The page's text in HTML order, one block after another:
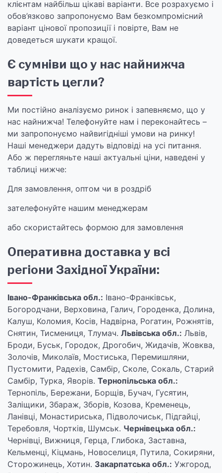
клієнтам найбільш цікаві варіанти. Все розрахуємо і
обов’язково запропонуємо Вам безкомпромісний
варіант цінової пропозиції і повірте, Вам не
доведеться шукати кращої.
Є сумніви що у нас найнижча
вартість цегли?
Ми постійно аналізуємо ринок і запевняємо, що у
нас найнижча! Телефонуйте нам і переконайтесь –
ми запропонуємо найвигідніші умови на ринку!
Наші менеджери дадуть відповіді на усі питання.
Або ж перегляньте наші актуальні ціни, наведені у
таблиці нижче:
Для замовлення, оптом чи в роздріб
зателефонуйте нашим менеджерам
або скористайтесь формою для замовлення
Оперативна доставка у всі
регіони Західної України:
Івано-Франківська обл.: Івано-Франківськ,
Богородчани, Верховина, Галич, Городенка, Долина,
Калуш, Коломия, Косів, Надвірна, Рогатин, Рожнятів,
Снятин, Тисмениця, Тлумач. Львівська обл.: Львів,
Броди, Буськ, Городок, Дрогобич, Жидачів, Жовква,
Золочів, Миколаїв, Мостиська, Перемишляни,
Пустомити, Радехів, Самбір, Сколе, Сокаль, Старий
Самбір, Турка, Яворів. Тернопільська обл.:
Тернопіль, Бережани, Борщів, Бучач, Гусятин,
Заліщики, Збараж, Зборів, Козова, Кременець,
Ланівці, Монастириська, Підволочиськ, Підгайці,
Теребовля, Чортків, Шумськ. Чернівецька обл.:
Чернівці, Вижниця, Герца, Глибока, Заставна,
Кельменці, Кіцмань, Новоселиця, Путила, Сокиряни,
Сторожинець, Хотин. Закарпатська обл.: Ужгород,